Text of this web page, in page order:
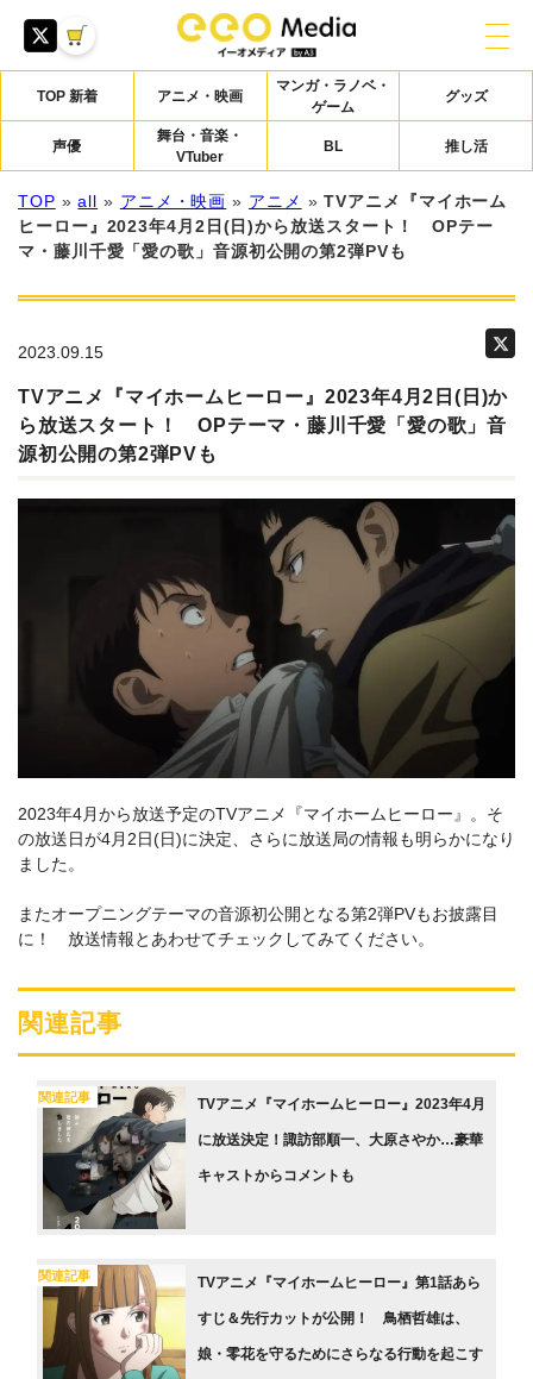
TOP 新着 アニメ・映画
マンガ・ラノベ・
ゲーム
グッズ
声優
舞台・音楽・
VTuber
BL 推し活
TOP »all » アニメ・映画 » アニメ »TVアニメ『マイホーム
ヒーロー』2023年4月2日(日)から放送スタート！ OPテー
マ・藤川千愛「愛の歌」音源初公開の第2弾PVも
2023.09.15
TVアニメ『マイホームヒーロー』2023年4月2日(日)か
ら放送スタート！ OPテーマ・藤川千愛「愛の歌」音
源初公開の第2弾PVも
2023年4月から放送予定のTVアニメ『マイホームヒーロー』。そ
の放送日が4月2日(日)に決定、さらに放送局の情報も明らかになり
ました。
またオープニングテーマの音源初公開となる第2弾PVもお披露目
に！ 放送情報とあわせてチェックしてみてください。
関連記事
関連記事 TVアニメ『マイホームヒーロー』2023年4月
に放送決定！諏訪部順一、大原さやか…豪華
キャストからコメントも
関連記事 TVアニメ『マイホームヒーロー』第1話あら
すじ＆先行カットが公開！ 鳥栖哲雄は、
娘・零花を守るためにさらなる行動を起こす